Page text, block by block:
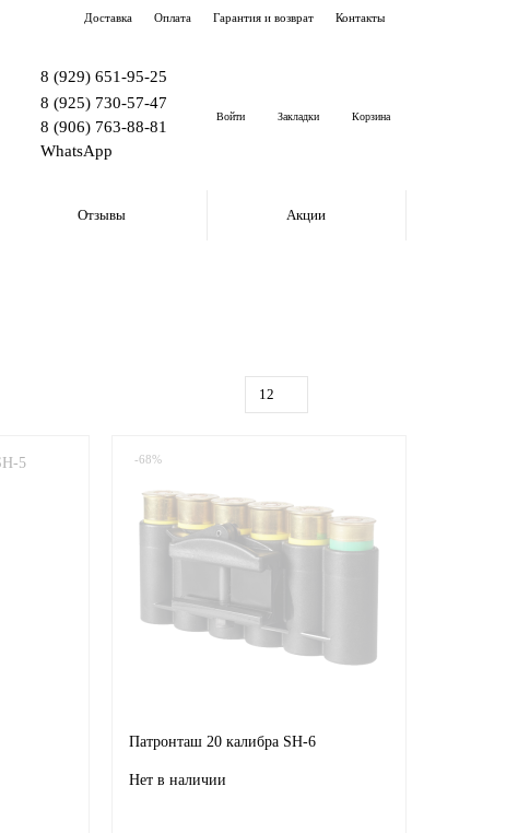
Доставка Оплата Гарантия и возврат Контакты
8 (929) 651-95-25
8 (925) 730-57-47
8 (906) 763-88-81
WhatsApp
Войти Закладки Корзина
Отзывы Акции
-68%
Патронташ 20 калибра SH-6
Нет в наличии